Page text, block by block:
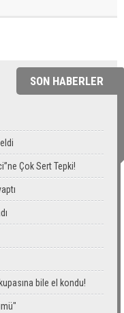
SON HABERLER
Çok Sert Tepki!
bile el kondu!